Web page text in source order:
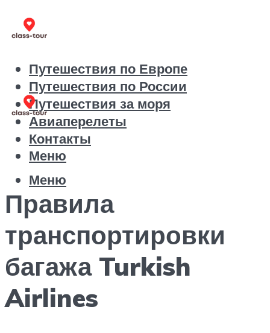
Путешествия по Европе
Путешествия по России
Путешествия за моря
Авиаперелеты
Контакты
Меню
Меню
Правила
транспортировки
багажа Turkish
Airlines